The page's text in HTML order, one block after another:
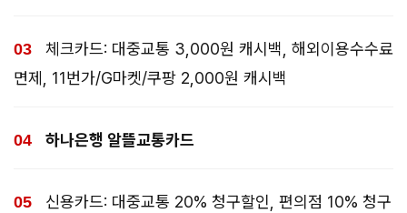
체크카드: 대중교통 3,000원 캐시백, 해외이용수수료
면제, 11번가/G마켓/쿠팡 2,000원 캐시백
하나은행 알뜰교통카드
신용카드: 대중교통 20% 청구할인, 편의점 10% 청구